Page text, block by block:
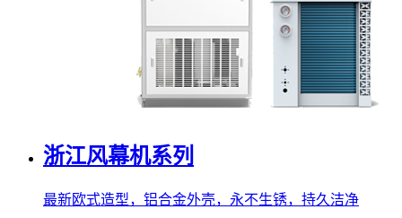
浙江风幕机系列
最新欧式造型，铝合金外壳，永不生锈，持久洁净